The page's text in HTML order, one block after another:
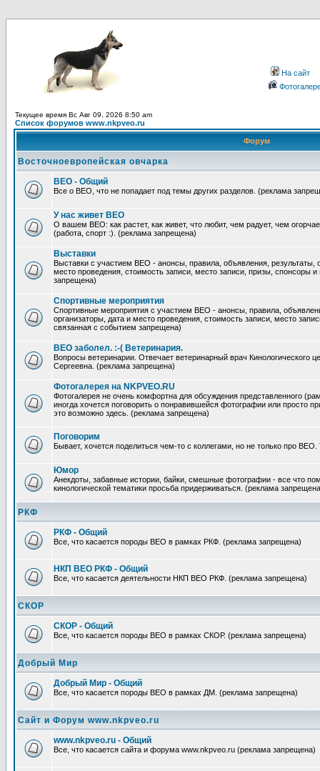
На сайт
Текущее время Вс Авг 09, 2026 8:50 am
Список форумов www.nkpveo.ru
Форум
Восточноевропейская овчарка
ВЕО - Общий
Все о ВЕО, что не попадает под темы других разделов. (реклама
У нас живет ВЕО
О вашем ВЕО: как растет, как живет, что любит, чем радует, чем
(работа, спорт :). (реклама запрещена)
Выставки
Выставки с участием ВЕО - анонсы, правила, объявления, результаты,
место проведения, стоимость записи, место записи, призы, спонсоры
запрещена)
Спортивные мероприятия
Спортивные мероприятия с участием ВЕО - анонсы, правила,
организаторы, дата и место проведения, стоимость записи, место
связанная с событием запрещена)
ВЕО заболел. :-( Ветеринария.
Вопросы ветеринарии. Отвечает ветеринарный врач Кинологического
Сергеевна. (реклама запрещена)
Фотогалерея на NKPVEO.RU
Фотогалерея не очень комфортна для обсуждения представленного
иногда хочется поговорить о понравившейся фотографии или просто
это возможно здесь. (реклама запрещена)
Поговорим
Бывает, хочется поделиться чем-то с коллегами, но не только про
Юмор
Анекдоты, забавные истории, байки, смешные фотографии - все что
кинологической тематики просьба придерживаться. (реклама
РКФ
РКФ - Общий
Все, что касается породы ВЕО в рамках РКФ. (реклама запрещена)
НКП ВЕО РКФ - Общий
Все, что касается деятельности НКП ВЕО РКФ. (реклама запрещена)
СКОР
СКОР - Общий
Все, что касается породы ВЕО в рамках СКОР. (реклама запрещена)
Добрый Мир
Добрый Мир - Общий
Все, что касается породы ВЕО в рамках ДМ. (реклама запрещена)
Сайт и Форум www.nkpveo.ru
www.nkpveo.ru - Общий
Все, что касается сайта и форума www.nkpveo.ru (реклама запрещена)